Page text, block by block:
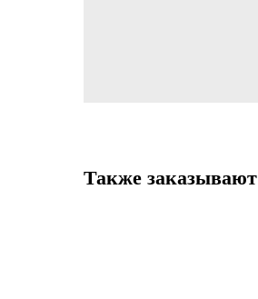
Также заказывают